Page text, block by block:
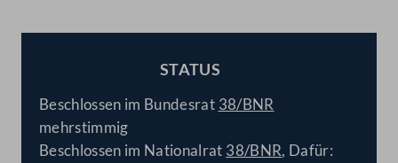
STATUS
Beschlossen im Bundesrat 38/BNR
mehrstimmig
Beschlossen im Nationalrat 38/BNR, Dafür: